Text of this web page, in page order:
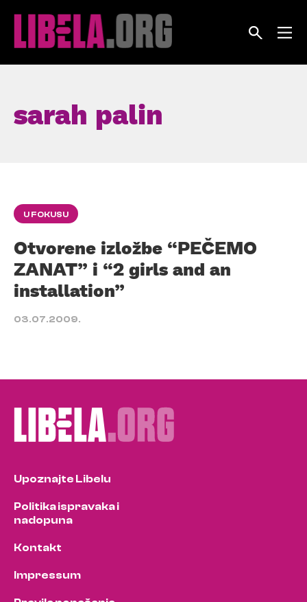
sarah palin
U FOKUSU
Otvorene izložbe “PEČEMO
ZANAT” i “2 girls and an
installation”
03.07.2009.
Upoznajte Libelu
Politika ispravaka i
nadopuna
Kontakt
Impressum